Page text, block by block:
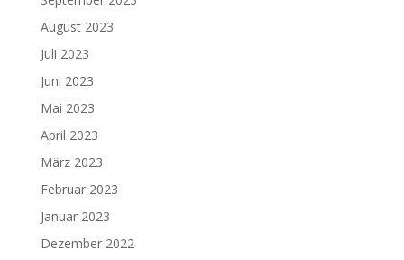
August 2023
Juli 2023
Juni 2023
Mai 2023
April 2023
März 2023
Februar 2023
Januar 2023
Dezember 2022